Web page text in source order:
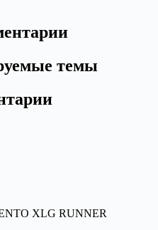
темы
XLG RUNNER